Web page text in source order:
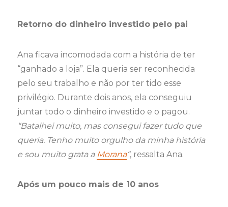
Retorno do dinheiro investido pelo pai
Ana ficava incomodada com a história de ter
“ganhado a loja”. Ela queria ser reconhecida
pelo seu trabalho e não por ter tido esse
privilégio. Durante dois anos, ela conseguiu
juntar todo o dinheiro investido e o pagou.
“Batalhei muito, mas consegui fazer tudo que
queria. Tenho muito orgulho da minha história
e sou muito grata a Morana“, ressalta Ana.
Após um pouco mais de 10 anos